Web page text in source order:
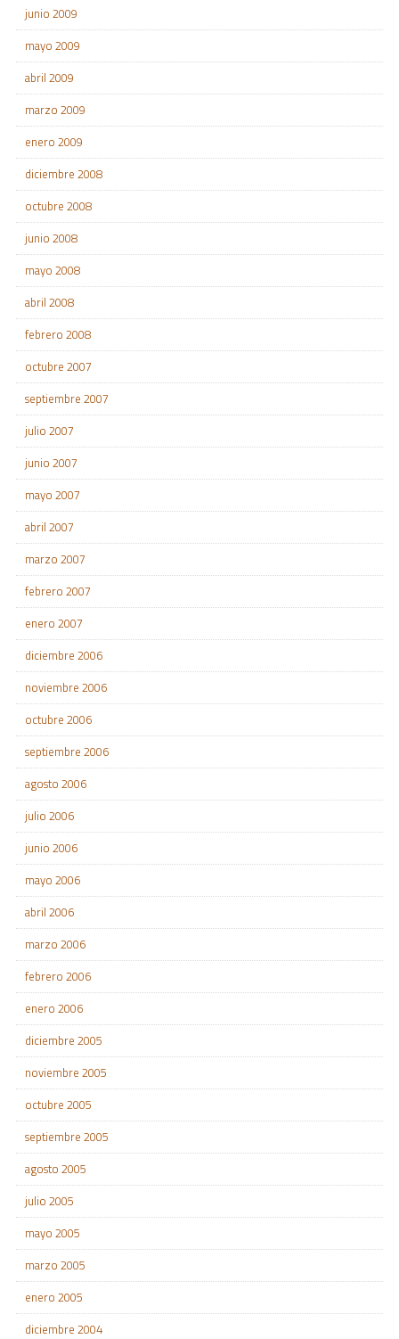
junio 2009
mayo 2009
abril 2009
marzo 2009
enero 2009
diciembre 2008
octubre 2008
junio 2008
mayo 2008
abril 2008
febrero 2008
octubre 2007
septiembre 2007
julio 2007
junio 2007
mayo 2007
abril 2007
marzo 2007
febrero 2007
enero 2007
diciembre 2006
noviembre 2006
octubre 2006
septiembre 2006
agosto 2006
julio 2006
junio 2006
mayo 2006
abril 2006
marzo 2006
febrero 2006
enero 2006
diciembre 2005
noviembre 2005
octubre 2005
septiembre 2005
agosto 2005
julio 2005
mayo 2005
marzo 2005
enero 2005
diciembre 2004